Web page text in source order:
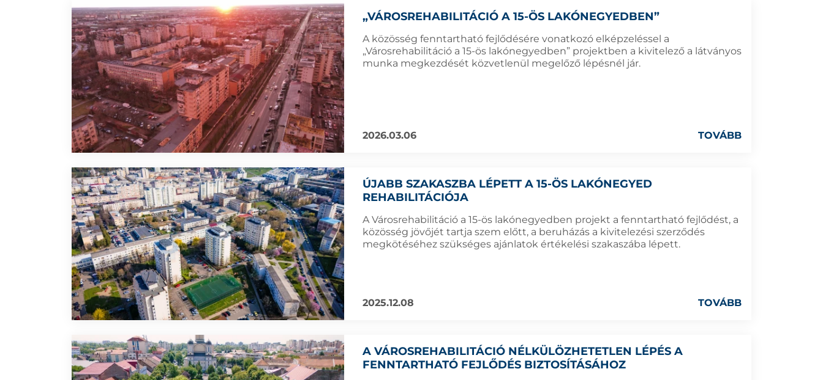
„VÁROSREHABILITÁCIÓ A 15-ÖS LAKÓNEGYEDBEN”
A közösség fenntartható fejlődésére vonatkozó elképzeléssel a
„Városrehabilitáció a 15-ös lakónegyedben” projektben a kivitelező a látványos
munka megkezdését közvetlenül megelőző lépésnél jár.
2026.03.06 TOVÁBB
ÚJABB SZAKASZBA LÉPETT A 15-ÖS LAKÓNEGYED
REHABILITÁCIÓJA
A Városrehabilitáció a 15-ös lakónegyedben projekt a fenntartható fejlődést, a
közösség jövőjét tartja szem előtt, a beruházás a kivitelezési szerződés
megkötéséhez szükséges ajánlatok értékelési szakaszába lépett.
2025.12.08 TOVÁBB
A VÁROSREHABILITÁCIÓ NÉLKÜLÖZHETETLEN LÉPÉS A
FENNTARTHATÓ FEJLŐDÉS BIZTOSÍTÁSÁHOZ